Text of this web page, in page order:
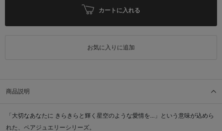
カートに入れる
お気に入りに追加
商品説明
「大切なあなたに きらきらと輝く星空のような愛情を…」という意味が込めら
れた、ペアジュエリーシリーズ。